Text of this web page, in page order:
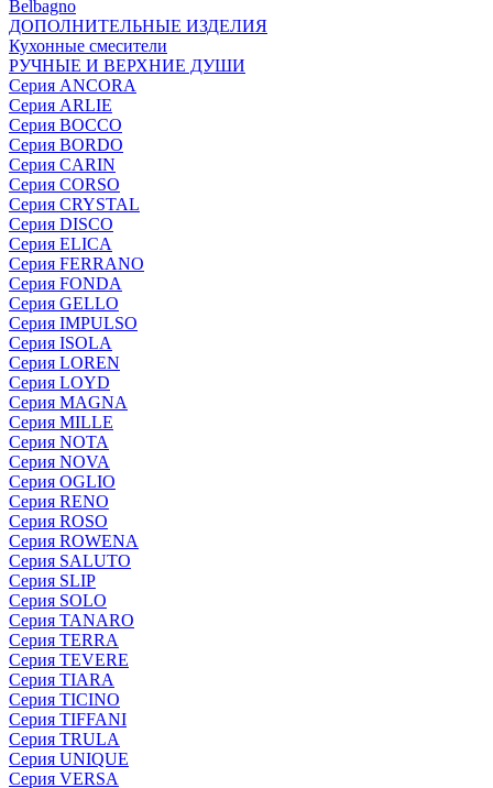
Belbagno
ДОПОЛНИТЕЛЬНЫЕ ИЗДЕЛИЯ
Кухонные смесители
РУЧНЫЕ И ВЕРХНИЕ ДУШИ
Серия ANCORA
Серия ARLIE
Серия BOCCO
Серия BORDO
Серия CARIN
Серия CORSO
Серия CRYSTAL
Серия DISCO
Серия ELICA
Серия FERRANO
Серия FONDA
Серия GELLO
Серия IMPULSO
Серия ISOLA
Серия LOREN
Серия LOYD
Серия MAGNA
Серия MILLE
Серия NOTA
Серия NOVA
Серия OGLIO
Серия RENO
Серия ROSO
Серия ROWENA
Серия SALUTO
Серия SLIP
Серия SOLO
Серия TANARO
Серия TERRA
Серия TEVERE
Серия TIARA
Серия TICINO
Серия TIFFANI
Серия TRULA
Серия UNIQUE
Серия VERSA